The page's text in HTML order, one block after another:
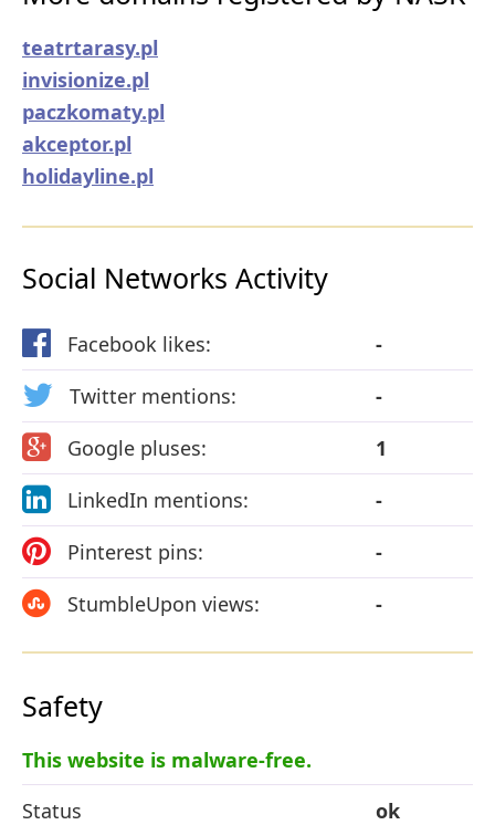
teatrtarasy.pl
invisionize.pl
paczkomaty.pl
akceptor.pl
holidayline.pl
Social Networks Activity
Facebook likes:
-
Twitter mentions:
-
Google pluses:
1
LinkedIn mentions:
-
Pinterest pins:
-
StumbleUpon views:
-
Safety
This website is malware-free.
Status
ok